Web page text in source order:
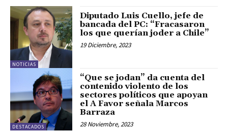
NOTICIAS
Diputado Luis Cuello, jefe de
bancada del PC: “Fracasaron
los que querían joder a Chile”
19 Diciembre, 2023
DESTACADOS
“Que se jodan” da cuenta del
contenido violento de los
sectores políticos que apoyan
el A Favor señala Marcos
Barraza
28 Noviembre, 2023